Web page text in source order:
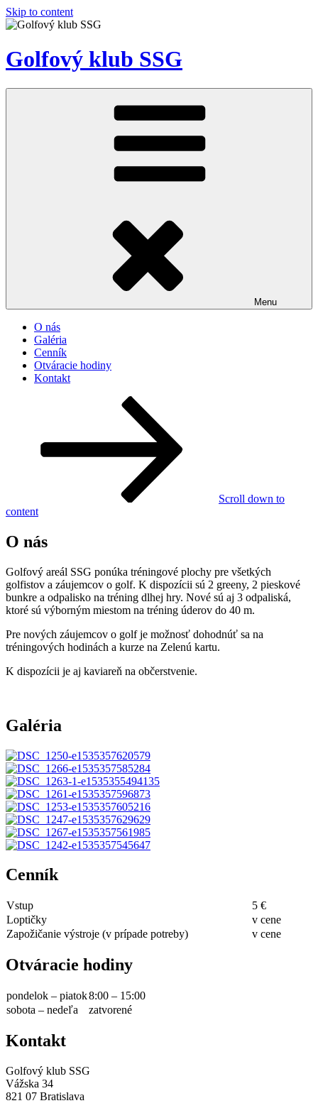
Skip to content
Golfový klub SSG
Menu
O nás
Galéria
Cenník
Otváracie hodiny
Kontakt
Scroll down to
content
O nás
Golfový areál SSG ponúka tréningové plochy pre všetkých
golfistov a záujemcov o golf. K dispozícii sú 2 greeny, 2 pieskové
bunkre a odpalisko na tréning dlhej hry. Nové sú aj 3 odpaliská,
ktoré sú výborným miestom na tréning úderov do 40 m.
Pre nových záujemcov o golf je možnosť dohodnúť sa na
tréningových hodinách a kurze na Zelenú kartu.
K dispozícii je aj kaviareň na občerstvenie.
Galéria
Cenník
Vstup
5 €
Loptičky
v cene
Zapožičanie výstroje (v prípade potreby)
v cene
Otváracie hodiny
pondelok – piatok8:00 – 15:00
sobota – nedeľa
zatvorené
Kontakt
Golfový klub SSG
Vážska 34
821 07 Bratislava